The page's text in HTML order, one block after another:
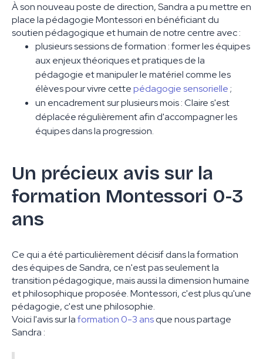
À son nouveau poste de direction, Sandra a pu mettre en
place la pédagogie Montessori en bénéficiant du
soutien pédagogique et humain de notre centre avec :
plusieurs sessions de formation : former les équipes
aux enjeux théoriques et pratiques de la
pédagogie et manipuler le matériel comme les
élèves pour vivre cettepédagogie sensorielle;
un encadrement sur plusieurs mois : Claire s'est
déplacée régulièrement afin d'accompagner les
équipes dans la progression.
Un précieux avis sur la
formation Montessori 0-3
ans
Ce qui a été particulièrement décisif dans la formation
des équipes de Sandra, ce n'est pas seulement la
transition pédagogique, mais aussi la dimension humaine
et philosophique proposée. Montessori, c'est plus qu'une
pédagogie, c'est une philosophie.
Voici l'avis sur laformation 0-3 ansque nous partage
Sandra :